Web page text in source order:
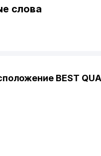
слова
BEST